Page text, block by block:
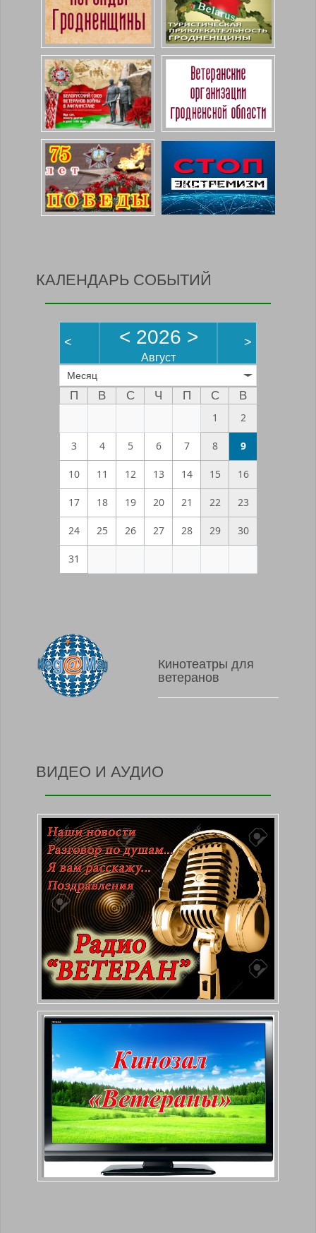
КАЛЕНДАРЬ СОБЫТИЙ
< < 2026 >
Август
>
Месяц
П В С Ч П С
В
1
2
3 4 5 6 7 8 9
10 11 12 13 14 15 16
17 18 19 20 21 22 23
24 25 26 27 28 29 30
31
Кинотеатры для
ветеранов
ВИДЕО И АУДИО